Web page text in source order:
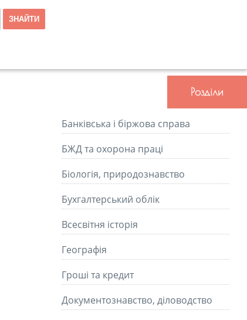
Розділи
Банківська і біржова справа
БЖД та охорона праці
Біологія, природознавство
Бухгалтерський облік
Всесвітня історія
Географія
Гроші та кредит
Документознавство, діловодство